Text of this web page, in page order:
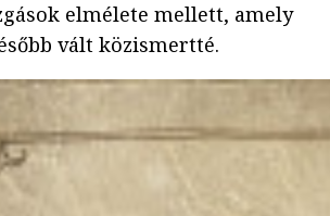
elmélete mellett, amely
vált közismertté.